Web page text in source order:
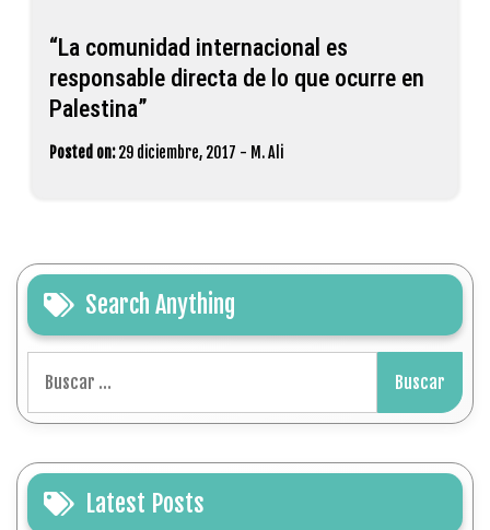
“La comunidad internacional es
responsable directa de lo que ocurre en
Palestina”
Posted on: 29 diciembre, 2017 - M. Ali
Search Anything
Latest Posts